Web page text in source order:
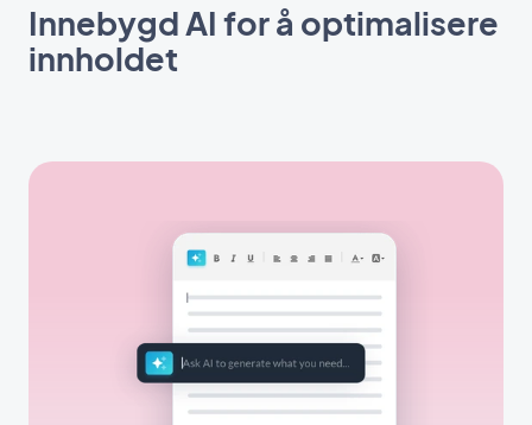
Innebygd AI for å optimalisere
innholdet